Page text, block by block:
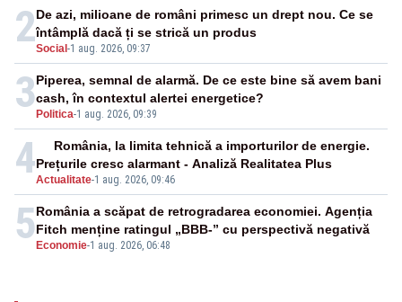
2Social -1 aug. 2026, 09:37
De azi, milioane de români primesc un drept nou. Ce se
întâmplă dacă ți se strică un produs
3 Politica-1 aug. 2026, 09:39
Piperea, semnal de alarmă. De ce este bine să avem bani
cash, în contextul alertei energetice?
4Actualitate-1 aug. 2026, 09:46
România, la limita tehnică a importurilor de energie.
Prețurile cresc alarmant - Analiză Realitatea Plus
5 Economie-1 aug. 2026, 06:48
România a scăpat de retrogradarea economiei. Agenția
Fitch menține ratingul „BBB-” cu perspectivă negativă